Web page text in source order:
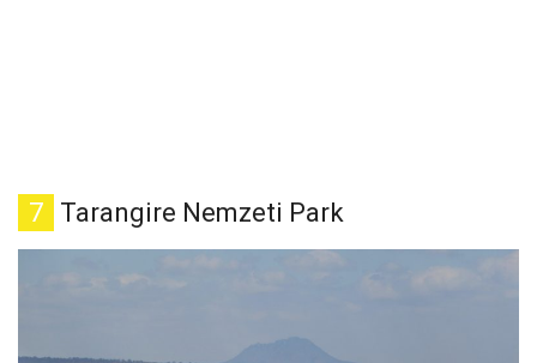
7 Tarangire Nemzeti Park